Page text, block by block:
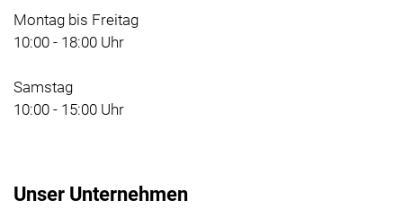
Montag bis Freitag
10:00 - 18:00 Uhr
Samstag
10:00 - 15:00 Uhr
Unser Unternehmen